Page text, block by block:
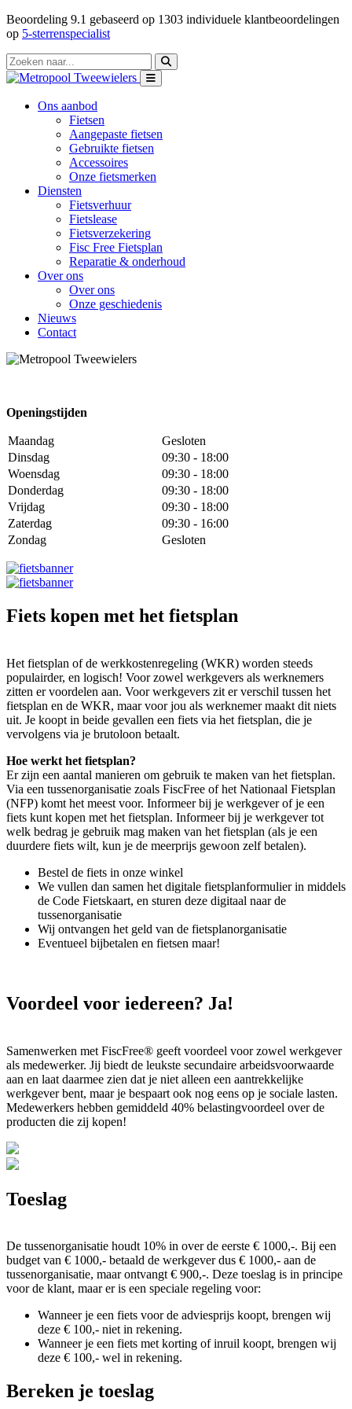
Beoordeling 9.1 gebaseerd op 1303 individuele klantbeoordelingen
op 5-sterrenspecialist
Ons aanbod
Fietsen
Aangepaste fietsen
Gebruikte fietsen
Accessoires
Onze fietsmerken
Diensten
Fietsverhuur
Fietslease
Fietsverzekering
Fisc Free Fietsplan
Reparatie & onderhoud
Over ons
Over ons
Onze geschiedenis
Nieuws
Contact
Openingstijden
Maandag
Gesloten
Dinsdag
09:30 - 18:00
Woensdag
09:30 - 18:00
Donderdag
09:30 - 18:00
Vrijdag
09:30 - 18:00
Zaterdag
09:30 - 16:00
Zondag
Gesloten
Fiets kopen met het fietsplan
Het fietsplan of de werkkostenregeling (WKR) worden steeds
populairder, en logisch! Voor zowel werkgevers als werknemers
zitten er voordelen aan. Voor werkgevers zit er verschil tussen het
fietsplan en de WKR, maar voor jou als werknemer maakt dit niets
uit. Je koopt in beide gevallen een fiets via het fietsplan, die je
vervolgens via je brutoloon betaalt.
Hoe werkt het fietsplan?
Er zijn een aantal manieren om gebruik te maken van het fietsplan.
Via een tussenorganisatie zoals FiscFree of het Nationaal Fietsplan
(NFP) komt het meest voor. Informeer bij je werkgever of je een
fiets kunt kopen met het fietsplan. Informeer bij je werkgever tot
welk bedrag je gebruik mag maken van het fietsplan (als je een
duurdere fiets wilt, kun je de meerprijs gewoon zelf betalen).
Bestel de fiets in onze winkel
We vullen dan samen het digitale fietsplanformulier in middels
de Code Fietskaart, en sturen deze digitaal naar de
tussenorganisatie
Wij ontvangen het geld van de fietsplanorganisatie
Eventueel bijbetalen en fietsen maar!
Voordeel voor iedereen? Ja!
Samenwerken met FiscFree® geeft voordeel voor zowel werkgever
als medewerker. Jij biedt de leukste secundaire arbeidsvoorwaarde
aan en laat daarmee zien dat je niet alleen een aantrekkelijke
werkgever bent, maar je bespaart ook nog eens op je sociale lasten.
Medewerkers hebben gemiddeld 40% belastingvoordeel over de
producten die zij kopen!
Toeslag
De tussenorganisatie houdt 10% in over de eerste € 1000,-. Bij een
budget van € 1000,- betaald de werkgever dus € 1000,- aan de
tussenorganisatie, maar ontvangt € 900,-. Deze toeslag is in principe
voor de klant, maar er is een speciale regeling voor:
Wanneer je een fiets voor de adviesprijs koopt, brengen wij
deze € 100,- niet in rekening.
Wanneer je een fiets met korting of inruil koopt, brengen wij
deze € 100,- wel in rekening.
Bereken je toeslag